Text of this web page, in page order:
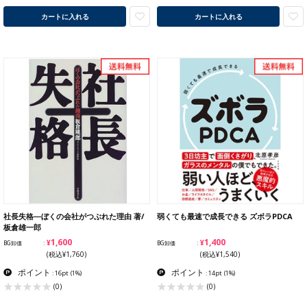
カートに入れる カートに入れる
社長失格―ぼくの会社がつぶれた理由 著/
板倉雄一郎
BG卸価 ¥1,600
(税込¥1,760)
ポイント : 16pt (1%)
(0)
弱くても最速で成長できる ズボラPDCA
BG卸価 ¥1,400
(税込¥1,540)
ポイント : 14pt (1%)
(0)